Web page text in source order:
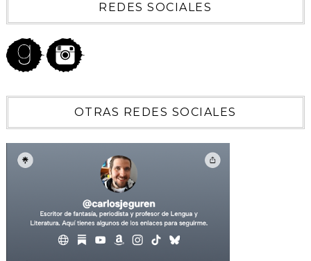
REDES SOCIALES
OTRAS REDES SOCIALES